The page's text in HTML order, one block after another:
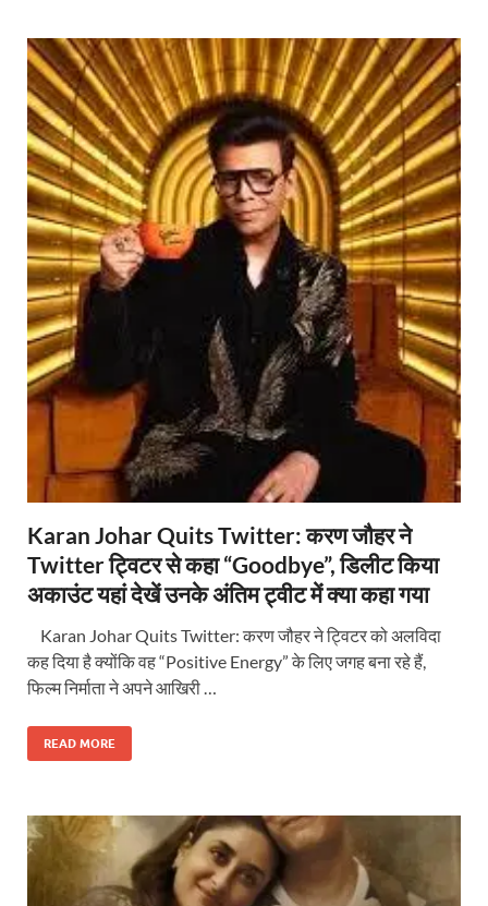
Karan Johar Quits Twitter: करण जौहर ने
Twitter ट्विटर से कहा “Goodbye”, डिलीट किया
अकाउंट यहां देखें उनके अंतिम ट्वीट में क्या कहा गया
Karan Johar Quits Twitter: करण जौहर ने ट्विटर को अलविदा
कह दिया है क्योंकि वह “Positive Energy” के लिए जगह बना रहे हैं,
फिल्म निर्माता ने अपने आखिरी …
READ MORE